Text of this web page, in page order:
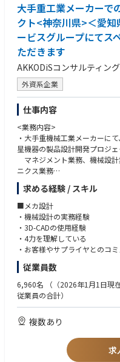
大手重工業メーカーで
クト<神奈川県>＜愛
ービスグループにてス
ただきます
AKKODiSコンサルティン
外資系企業
仕事内容
<業務内容>
・大手重機械工業メーカーに
星機器の製品設計開発プロジ
マネジメント業務、機械設
ニクス業務
以下の業務のいずれかを担当し
・プロジェクトマネジメント
や担当機種、
もしくは領域のプロジェクト
・システム設計、基本設計、
構想をもとに仕様設計、詳細
行
・上記の設計業務にプラスして
ントと連携し、
お客様先での課題発見、解決
※官公庁向けの大型長期プロ
よっては別プロジェクトにな
【想定されるプロジェクト】
・防衛関連製品開発における
求める経験 / スキル
■メカ設計
・機械設計の実務経験
・3D-CADの使用経験
・4力を理解している
・お客様やサプライヤとのコ
■ファームウェア
・ソフトウェア設計の実務経
・回路設計の実務経験が5年以上
・回路CADの使用経験 ※製品
・測定機器の使用経験
従業員数
6,960名
（（2026年1月1日
従業員の合計）
複数あり
求